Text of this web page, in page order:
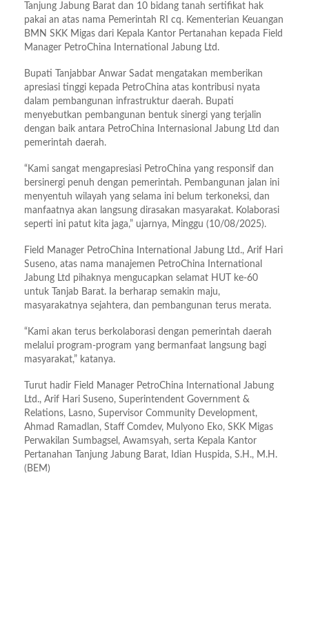
Tanjung Jabung Barat dan 10 bidang tanah sertifikat hak
pakai an atas nama Pemerintah RI cq. Kementerian Keuangan
BMN SKK Migas dari Kepala Kantor Pertanahan kepada Field
Manager PetroChina International Jabung Ltd.
Bupati Tanjabbar Anwar Sadat mengatakan memberikan
apresiasi tinggi kepada PetroChina atas kontribusi nyata
dalam pembangunan infrastruktur daerah. Bupati
menyebutkan pembangunan bentuk sinergi yang terjalin
dengan baik antara PetroChina Internasional Jabung Ltd dan
pemerintah daerah.
“Kami sangat mengapresiasi PetroChina yang responsif dan
bersinergi penuh dengan pemerintah. Pembangunan jalan ini
menyentuh wilayah yang selama ini belum terkoneksi, dan
manfaatnya akan langsung dirasakan masyarakat. Kolaborasi
seperti ini patut kita jaga,” ujarnya, Minggu (10/08/2025).
Field Manager PetroChina International Jabung Ltd., Arif Hari
Suseno, atas nama manajemen PetroChina International
Jabung Ltd pihaknya mengucapkan selamat HUT ke-60
untuk Tanjab Barat. Ia berharap semakin maju,
masyarakatnya sejahtera, dan pembangunan terus merata.
“Kami akan terus berkolaborasi dengan pemerintah daerah
melalui program-program yang bermanfaat langsung bagi
masyarakat,” katanya.
Turut hadir Field Manager PetroChina International Jabung
Ltd., Arif Hari Suseno, Superintendent Government &
Relations, Lasno, Supervisor Community Development,
Ahmad Ramadlan, Staff Comdev, Mulyono Eko, SKK Migas
Perwakilan Sumbagsel, Awamsyah, serta Kepala Kantor
Pertanahan Tanjung Jabung Barat, Idian Huspida, S.H., M.H.
(BEM)